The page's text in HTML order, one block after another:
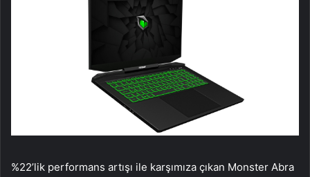
%22’lik performans artışı ile karşımıza çıkan Monster Abra